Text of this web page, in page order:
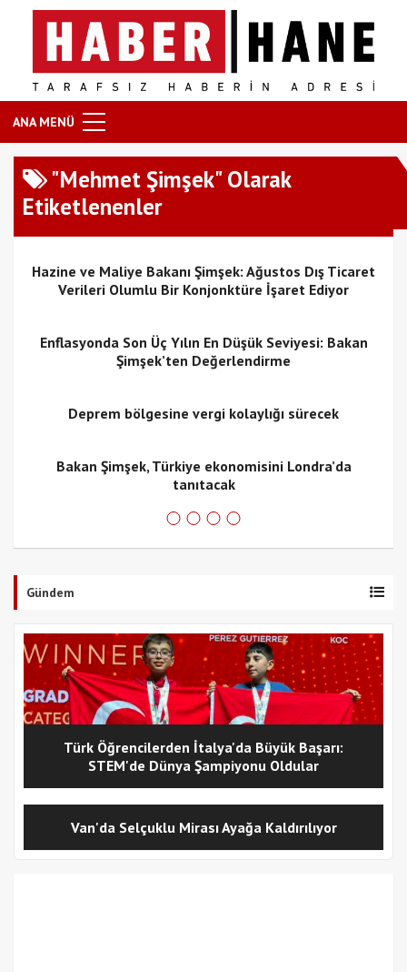
ANA MENÜ
"Mehmet Şimşek" Olarak
Etiketlenenler
Hazine ve Maliye Bakanı Şimşek: Ağustos Dış Ticaret
Verileri Olumlu Bir Konjonktüre İşaret Ediyor
Enflasyonda Son Üç Yılın En Düşük Seviyesi: Bakan
Şimşek’ten Değerlendirme
Deprem bölgesine vergi kolaylığı sürecek
Bakan Şimşek, Türkiye ekonomisini Londra’da
tanıtacak
Gündem
Türk Öğrencilerden İtalya'da Büyük Başarı:
STEM'de Dünya Şampiyonu Oldular
Van'da Selçuklu Mirası Ayağa Kaldırılıyor